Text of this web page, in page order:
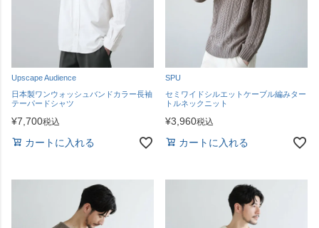
Upscape Audience
日本製ワンウォッシュバンドカラー長袖
テーパードシャツ
¥7,700税込
カートに入れる
SPU
セミワイドシルエットケーブル編みター
トルネックニット
¥3,960税込
カートに入れる